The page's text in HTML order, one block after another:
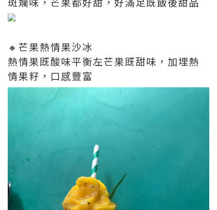
🔸芒果熱情果沙冰
熱情果既酸味平衡左芒果既甜味，加埋熱
情果籽，口感豐富